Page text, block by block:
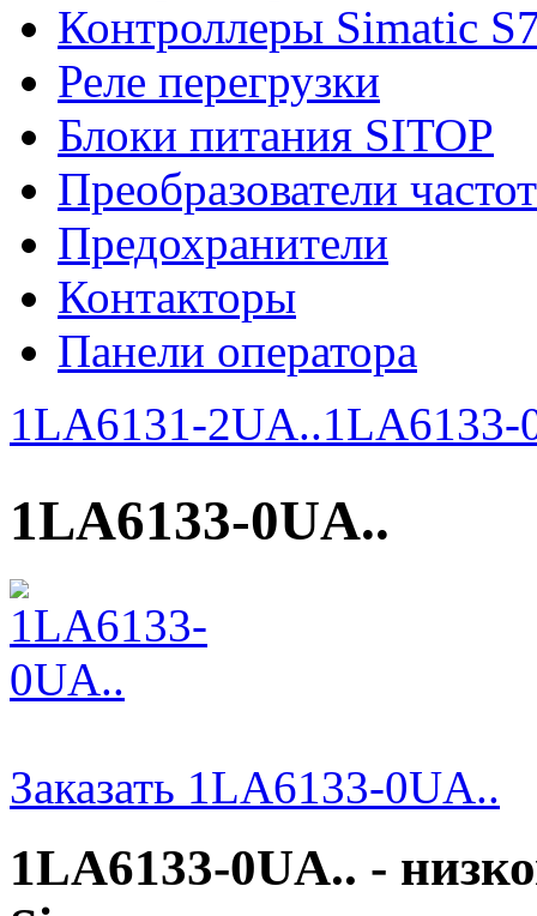
Контроллеры Simatic
Реле перегрузки
Блоки питания SITOP
Преобразователи
Предохранители
Контакторы
Панели оператора
1LA6131-2UA..1LA6133-
1LA6133-0UA..
Заказать 1LA6133-0UA..
1LA6133-0UA.. -